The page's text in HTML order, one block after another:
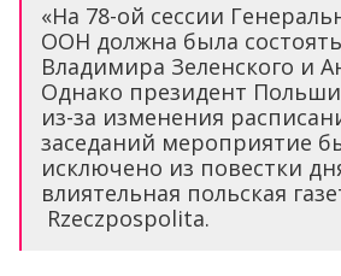
«На 78-ой сессии
ООН должна была
Владимира Зеленского и
Однако президент
из-за изменения
заседаний мероприятие
исключено из повестки
влиятельная польская
Rzeczpospolita.